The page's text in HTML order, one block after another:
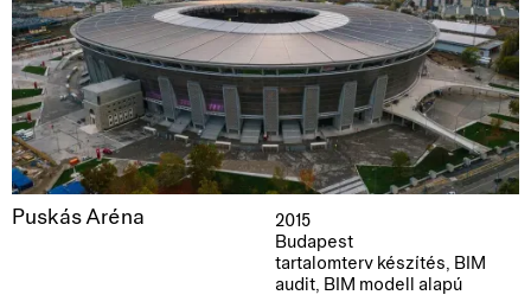
Puskás Aréna
2015
Budapest
tartalomterv készítés, BIM
audit, BIM modell alapú